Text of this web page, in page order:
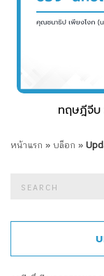
ทฤษฎีจีบ
หน้าแรก » บล็อก »